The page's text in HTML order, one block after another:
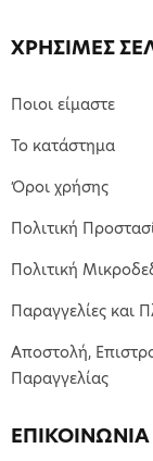
ΕΠΙΚΟΙΝΩΝΙΑ
ΧΡΗΣΙΜΕΣ
Ποιοι είμαστε
Το κατάστημα
Όροι χρήσης
Πολιτική
Πολιτική
Παραγγελίες και
Αποστολή,
Παραγγελίας